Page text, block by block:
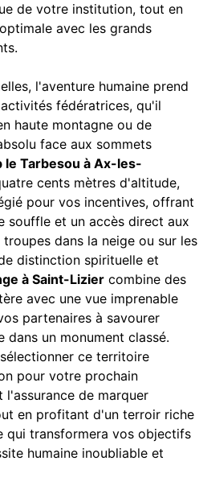
de votre institution, tout en
avec les grands
l'aventure humaine prend
fédératrices, qu'il
haute montagne ou de
face aux sommets
le Tarbesou à Ax-les-
cents mètres d'altitude,
pour vos incentives, offrant
souffle et un accès direct aux
dans la neige ou sur les
distinction spirituelle et
à Saint-Lizier combine des
avec une vue imprenable
partenaires à savourer
dans un monument classé.
ce territoire
pour votre prochain
l'assurance de marquer
en profitant d'un terroir riche
qui transformera vos objectifs
humaine inoubliable et